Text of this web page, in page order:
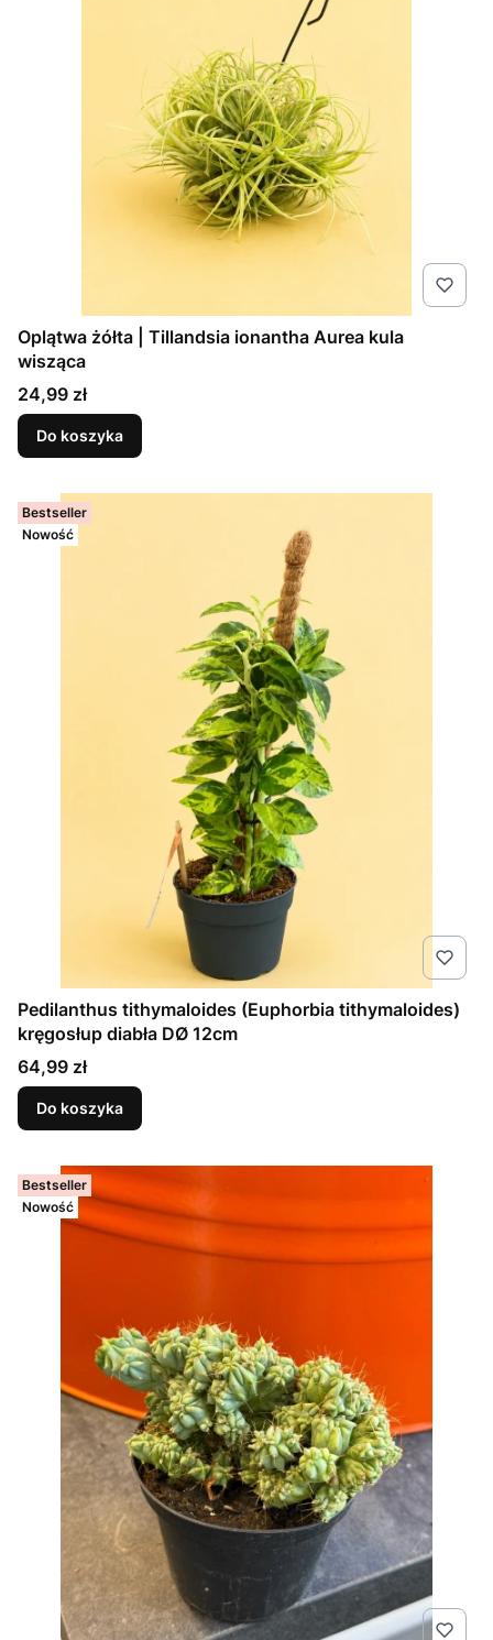
Oplątwa żółta | Tillandsia ionantha Aurea kula
wisząca
Cena
24,99 zł
Do koszyka
Bestseller
Nowość
Pedilanthus tithymaloides (Euphorbia tithymaloides)
kręgosłup diabła DØ 12cm
Cena
64,99 zł
Do koszyka
Bestseller
Nowość